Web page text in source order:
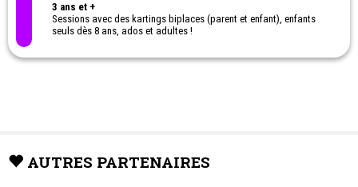
3 ans et +
Sessions avec des kartings biplaces (parent et enfant), enfants
seuls dès 8 ans, ados et adultes !
également des kartings de compétition.
AUTRES PARTENAIRES